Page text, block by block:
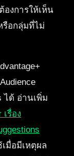
องการให้เห็น
อกลุ่มที่ไม่
ได้ อ่านเพิ่ม
รื่อง
มื่อมีเหตุผล